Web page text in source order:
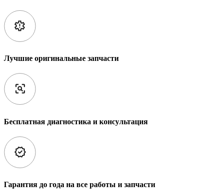
Лучшие оригинальные запчасти
Бесплатная диагностика и консультация
Гарантия до года на все работы и запчасти